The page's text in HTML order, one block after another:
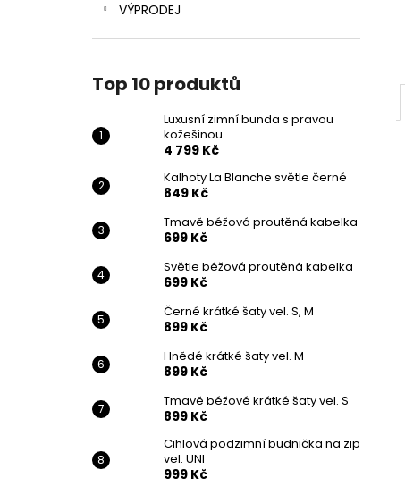
VÝPRODEJ
Top 10 produktů
Luxusní zimní bunda s pravou
kožešinou
4 799 Kč
Kalhoty La Blanche světle černé
849 Kč
Tmavě béžová proutěná kabelka
699 Kč
Světle béžová proutěná kabelka
699 Kč
Černé krátké šaty vel. S, M
899 Kč
Hnědé krátké šaty vel. M
899 Kč
Tmavě béžové krátké šaty vel. S
899 Kč
Cihlová podzimní budnička na zip
vel. UNI
999 Kč